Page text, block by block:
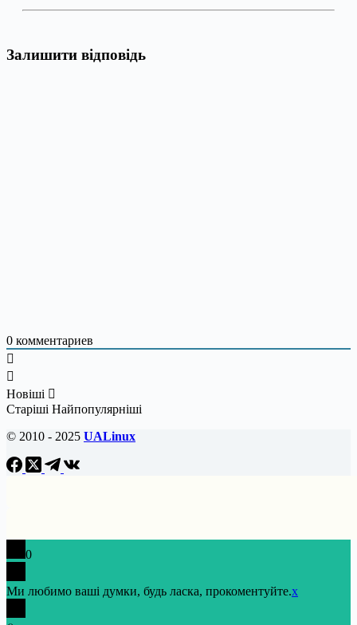
Залишити відповідь
0 комментариев
Новіші
Старіші Найпопулярніші
© 2010 - 2025 UALinux
0
Ми любимо ваші думки, будь ласка, прокоментуйте.x